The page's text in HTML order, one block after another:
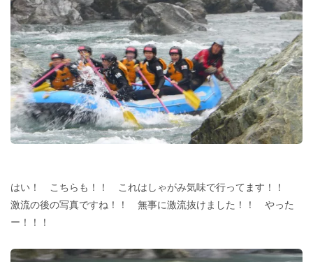
はい！ こちらも！！ これはしゃがみ気味で行ってます！！
激流の後の写真ですね！！ 無事に激流抜けました！！ やった
ー！！！